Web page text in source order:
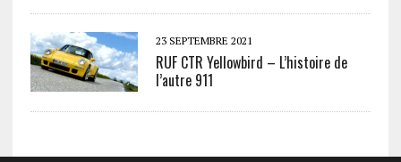
23 SEPTEMBRE 2021
RUF CTR Yellowbird – L’histoire de
l’autre 911